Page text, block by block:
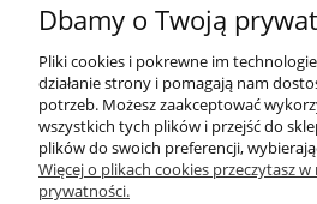
Pomoc
WSO
Moje
Dbamy o Twoją
Pliki cookies i pokrewne im
działanie strony i pomagają nam
potrzeb. Możesz zaakceptować
wszystkich tych plików i przejść do
plików do swoich preferencji,
Więcej o plikach cookies przeczytasz w
prywatności.